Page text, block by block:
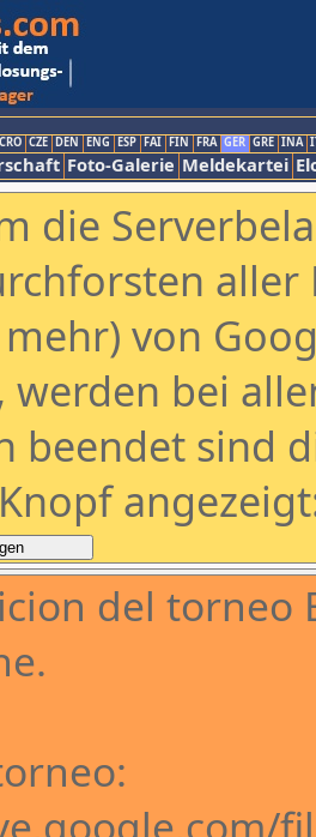
CRO CZE DEN ENG ESP FAI FIN FRA GER GRE INA
Foto-Galerie Meldekartei
die
aller
von
werden bei
beendet sind
del torneo